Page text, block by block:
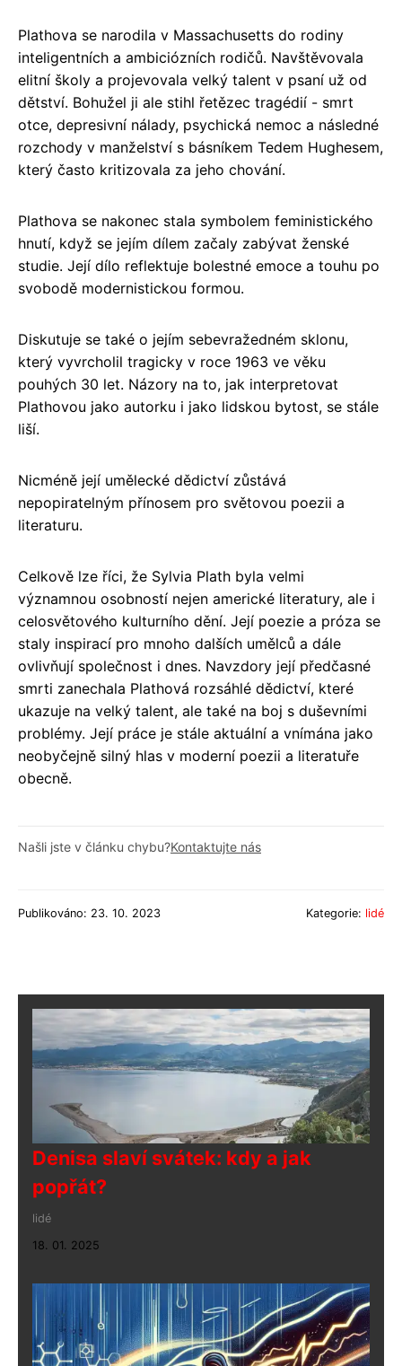
Plathova se narodila v Massachusetts do rodiny
inteligentních a ambiciózních rodičů. Navštěvovala
elitní školy a projevovala velký talent v psaní už od
dětství. Bohužel ji ale stihl řetězec tragédií - smrt
otce, depresivní nálady, psychická nemoc a následné
rozchody v manželství s básníkem Tedem Hughesem,
který často kritizovala za jeho chování.
Plathova se nakonec stala symbolem feministického
hnutí, když se jejím dílem začaly zabývat ženské
studie. Její dílo reflektuje bolestné emoce a touhu po
svobodě modernistickou formou.
Diskutuje se také o jejím sebevražedném sklonu,
který vyvrcholil tragicky v roce 1963 ve věku
pouhých 30 let. Názory na to, jak interpretovat
Plathovou jako autorku i jako lidskou bytost, se stále
liší.
Nicméně její umělecké dědictví zůstává
nepopiratelným přínosem pro světovou poezii a
literaturu.
Celkově lze říci, že Sylvia Plath byla velmi
významnou osobností nejen americké literatury, ale i
celosvětového kulturního dění. Její poezie a próza se
staly inspirací pro mnoho dalších umělců a dále
ovlivňují společnost i dnes. Navzdory její předčasné
smrti zanechala Plathová rozsáhlé dědictví, které
ukazuje na velký talent, ale také na boj s duševními
problémy. Její práce je stále aktuální a vnímána jako
neobyčejně silný hlas v moderní poezii a literatuře
obecně.
Našli jste v článku chybu?Kontaktujte nás
Publikováno: 23. 10. 2023 Kategorie: lidé
Denisa slaví svátek: kdy a jak
popřát?
lidé
18. 01. 2025